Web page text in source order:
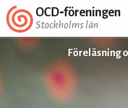
OCD‑föreningen
Stockholms län
Föreläsning